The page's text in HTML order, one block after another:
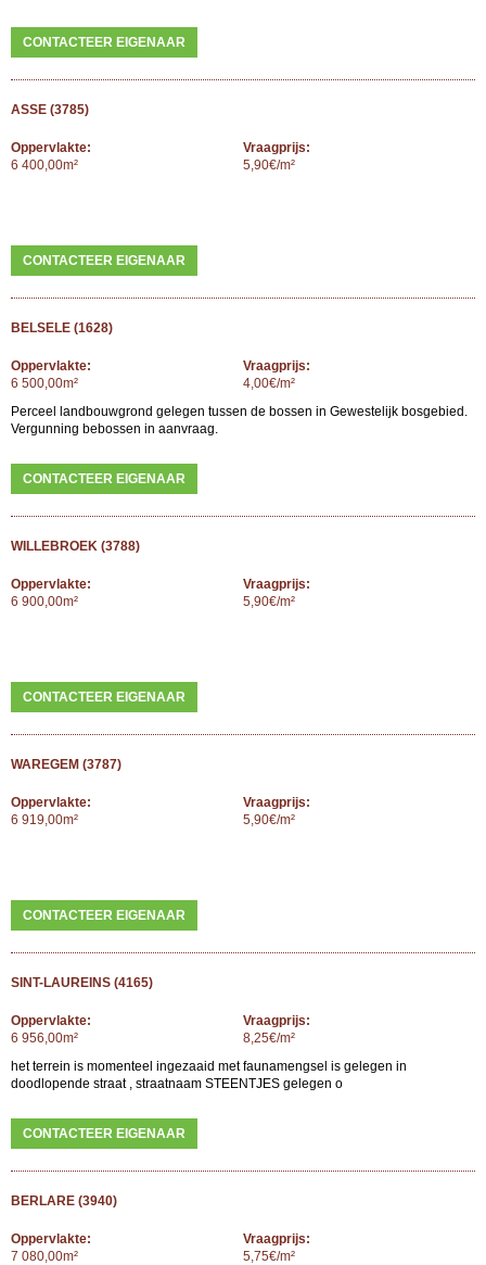
CONTACTEER EIGENAAR
ASSE (3785)
Oppervlakte:
6 400,00m²
Vraagprijs:
5,90€/m²
CONTACTEER EIGENAAR
BELSELE (1628)
Oppervlakte:
6 500,00m²
Vraagprijs:
4,00€/m²
Perceel landbouwgrond gelegen tussen de bossen in Gewestelijk bosgebied.
Vergunning bebossen in aanvraag.
CONTACTEER EIGENAAR
WILLEBROEK (3788)
Oppervlakte:
6 900,00m²
Vraagprijs:
5,90€/m²
CONTACTEER EIGENAAR
WAREGEM (3787)
Oppervlakte:
6 919,00m²
Vraagprijs:
5,90€/m²
CONTACTEER EIGENAAR
SINT-LAUREINS (4165)
Oppervlakte:
6 956,00m²
Vraagprijs:
8,25€/m²
het terrein is momenteel ingezaaid met faunamengsel is gelegen in
doodlopende straat , straatnaam STEENTJES gelegen o
CONTACTEER EIGENAAR
BERLARE (3940)
Oppervlakte:
7 080,00m²
Vraagprijs:
5,75€/m²